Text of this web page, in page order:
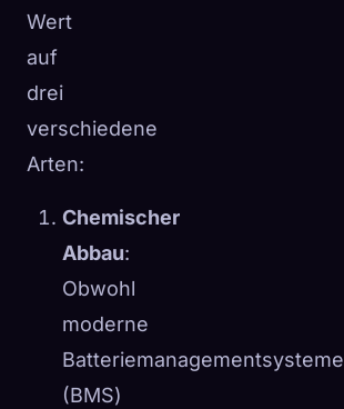
Wert
auf
drei
verschiedene
Arten:
Chemischer
Abbau:
Obwohl
moderne
Batteriemanagementsysteme
(BMS)